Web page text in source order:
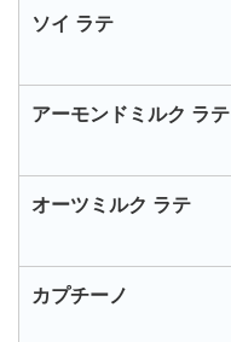
ソイ ラテ
アーモンドミルク ラテ
オーツミルク ラテ
カプチーノ